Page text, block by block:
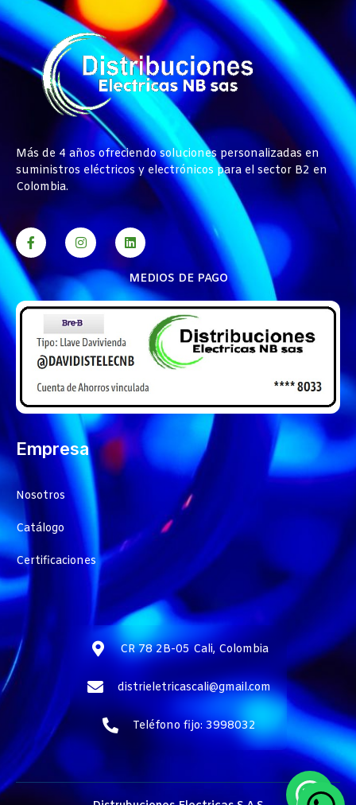
Más de 4 años ofreciendo soluciones personalizadas en
suministros eléctricos y electrónicos para el sector B2 en
Colombia.
MEDIOS DE PAGO
Empresa
Nosotros
Catálogo
Certificaciones
CR 78 2B-05 Cali, Colombia
distrieletricascali@gmail.com
Teléfono fijo: 3998032